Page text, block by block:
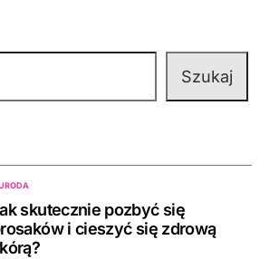
Szukaj
skutecznie pozbyć się
i cieszyć się zdrową